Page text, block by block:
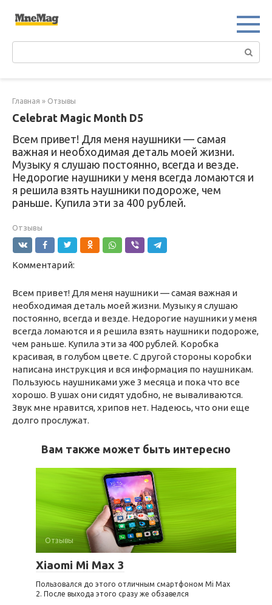
Главная » Отзывы
Celebrat Magic Month D5
Всем привет! Для меня наушники — самая
важная и необходимая деталь моей жизни.
Музыку я слушаю постоянно, всегда и везде.
Недорогие наушники у меня всегда ломаются и
я решила взять наушники подороже, чем
раньше. Купила эти за 400 рублей.
Отзывы
Комментарий:
Всем привет! Для меня наушники — самая важная и
необходимая деталь моей жизни. Музыку я слушаю
постоянно, всегда и везде. Недорогие наушники у меня
всегда ломаются и я решила взять наушники подороже,
чем раньше. Купила эти за 400 рублей. Коробка
красивая, в голубом цвете. С другой стороны коробки
написана инструкция и вся информация по наушникам.
Пользуюсь наушниками уже 3 месяца и пока что все
хорошо. В ушах они сидят удобно, не вываливаются.
Звук мне нравится, хрипов нет. Надеюсь, что они еще
долго прослужат.
Вам также может быть интересно
Отзывы
Xiaomi Mi Max 3
Пользовался до этого отличным смартфоном Mi Max
2. После выхода этого сразу же обзавелся